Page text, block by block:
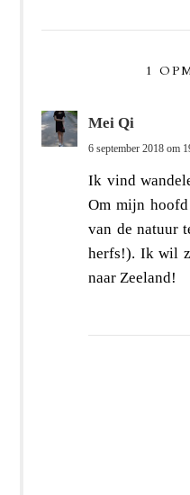
1
Mei Qi
6 september 2018 om
Ik vind
Om mijn
van de natuur
herfs!). Ik wil
naar Zeeland!